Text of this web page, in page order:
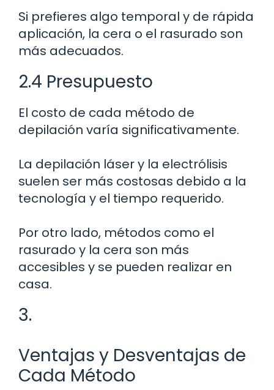
Si prefieres algo temporal y de rápida
aplicación, la cera o el rasurado son
más adecuados.
2.4 Presupuesto
El costo de cada método de
depilación varía significativamente.
La depilación láser y la electrólisis
suelen ser más costosas debido a la
tecnología y el tiempo requerido.
Por otro lado, métodos como el
rasurado y la cera son más
accesibles y se pueden realizar en
casa.
3.
Ventajas y Desventajas de
Cada Método